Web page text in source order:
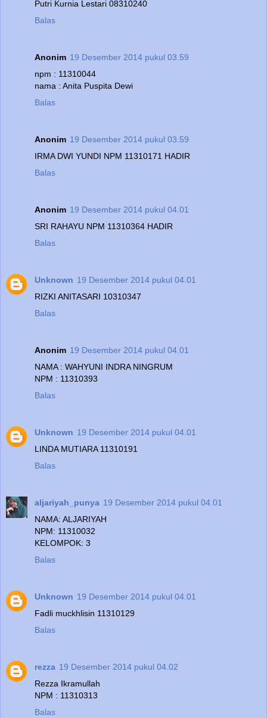
Putri Kurnia Lestari 08310240
Balas
Anonim 19 Desember 2014 pukul 03.59
npm : 11310044
nama : Anita Puspita Dewi
Balas
Anonim 19 Desember 2014 pukul 03.59
IRMA DWI YUNDI NPM 11310171 HADIR
Balas
Anonim 19 Desember 2014 pukul 04.01
SRI RAHAYU NPM 11310364 HADIR
Balas
Unknown 19 Desember 2014 pukul 04.01
RIZKI ANITASARI 10310347
Balas
Anonim 19 Desember 2014 pukul 04.01
NAMA : WAHYUNI INDRA NINGRUM
NPM : 11310393
Balas
Unknown 19 Desember 2014 pukul 04.01
LINDA MUTIARA 11310191
Balas
aljariyah_punya 19 Desember 2014 pukul 04.01
NAMA: ALJARIYAH
NPM: 11310032
KELOMPOK: 3
Balas
Unknown 19 Desember 2014 pukul 04.01
Fadli muckhlisin 11310129
Balas
rezza 19 Desember 2014 pukul 04.02
Rezza Ikramullah
NPM : 11310313
Balas